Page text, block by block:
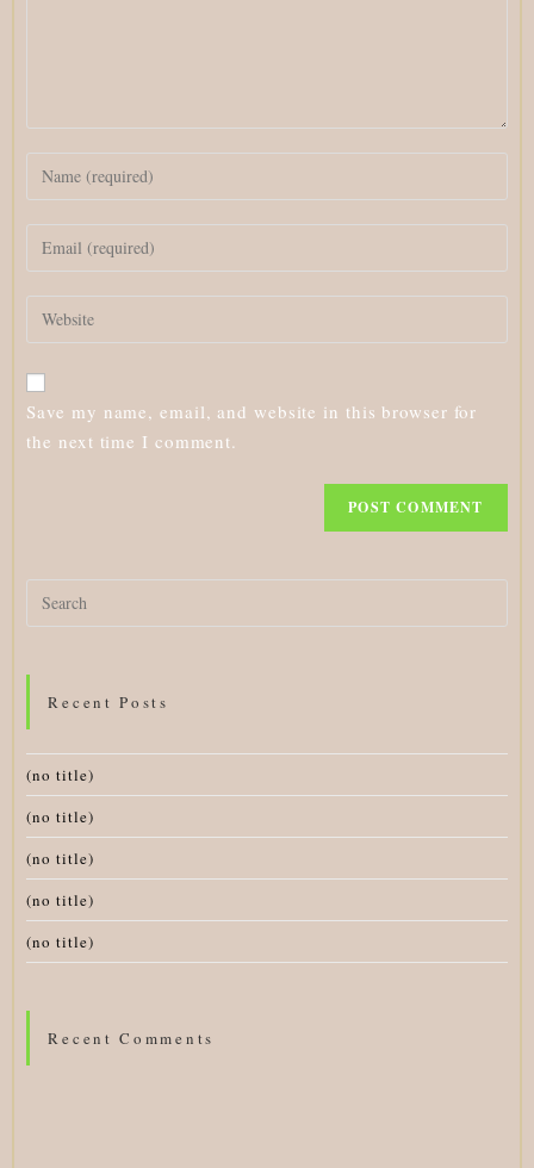
name
or
username
to
comment
email
address
to
comment
URL
(optional)
Save my name, email, and website in this browser for
the next time I comment.
Recent Posts
(no title)
(no title)
(no title)
(no title)
(no title)
Recent Comments